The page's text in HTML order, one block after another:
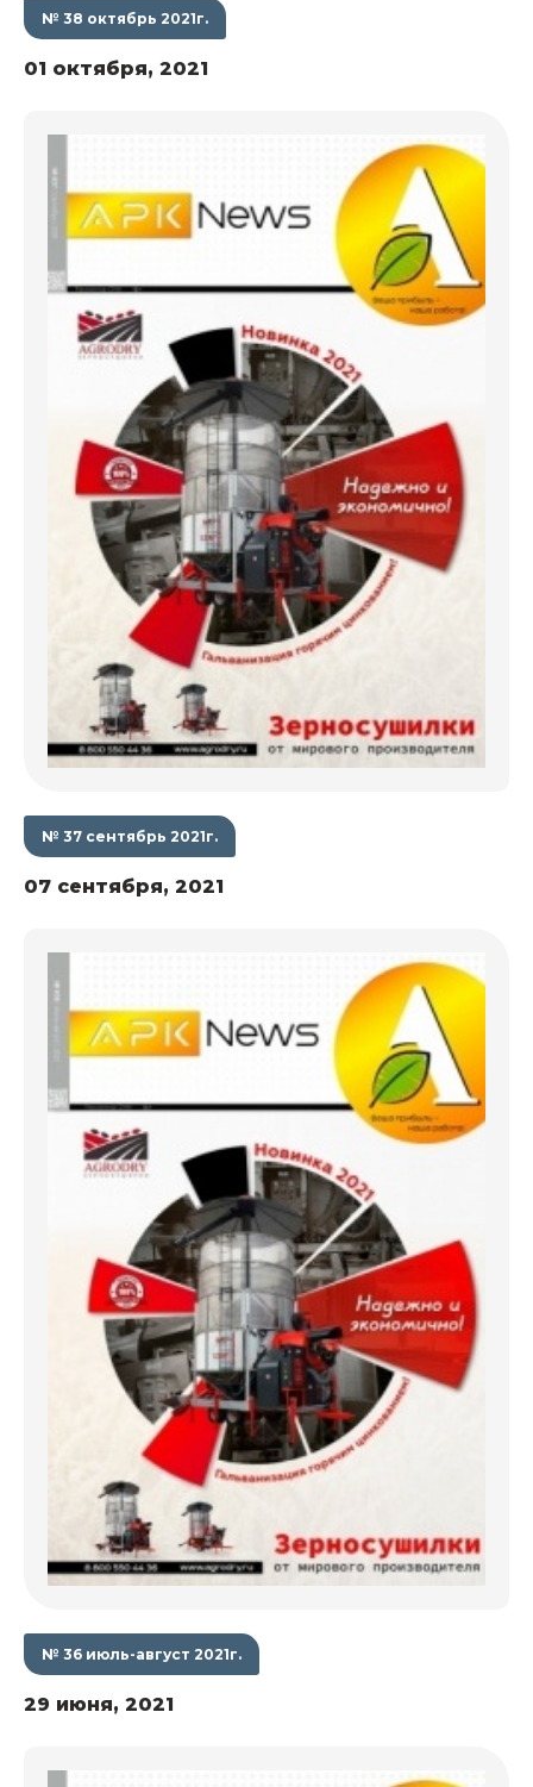
№ 38 октябрь 2021г.
01 октября, 2021
№ 37 сентябрь 2021г.
07 сентября, 2021
№ 36 июль-август 2021г.
29 июня, 2021